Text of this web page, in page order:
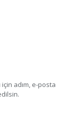
adım, e-posta